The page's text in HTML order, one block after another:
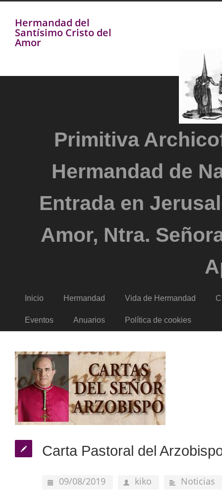
Hermandad del
Santísimo Cristo del
Amor
Primitiva
Hermandad de
Entrada en
Amor, Ntra.
Inicio Hermandad Vida de Hermandad
Eventos Anuarios Política de cookies
Carta Pastoral del
09/08/2019 kiko Noticias